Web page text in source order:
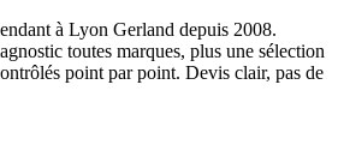
à Lyon Gerland depuis 2008.
toutes marques, plus une sélection
point par point. Devis clair, pas de